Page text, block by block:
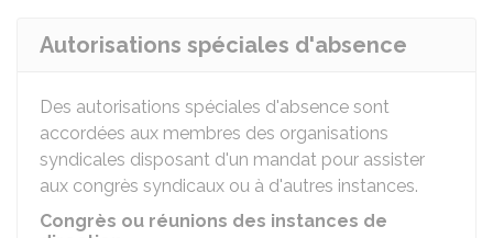
Autorisations spéciales d'absence
Des autorisations spéciales d'absence sont
accordées aux membres des organisations
syndicales disposant d'un mandat pour assister
aux congrès syndicaux ou à d'autres instances.
Congrès ou réunions des instances de